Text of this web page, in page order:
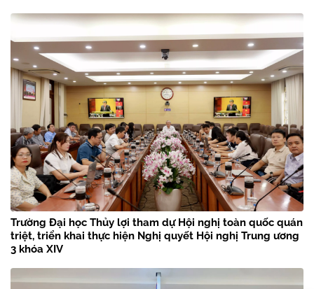
Trường Đại học Thủy lợi tham dự Hội nghị toàn quốc quán
triệt, triển khai thực hiện Nghị quyết Hội nghị Trung ương
3 khóa XIV